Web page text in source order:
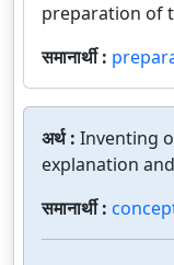
preparation of
समानार्थी :
अर्थ : Inventing
explanation
समानार्थी :